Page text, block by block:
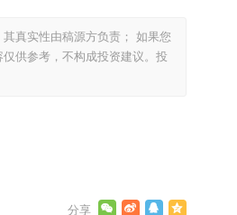
真实性由稿源方负责； 如果您
供参考，不构成投资建议。投